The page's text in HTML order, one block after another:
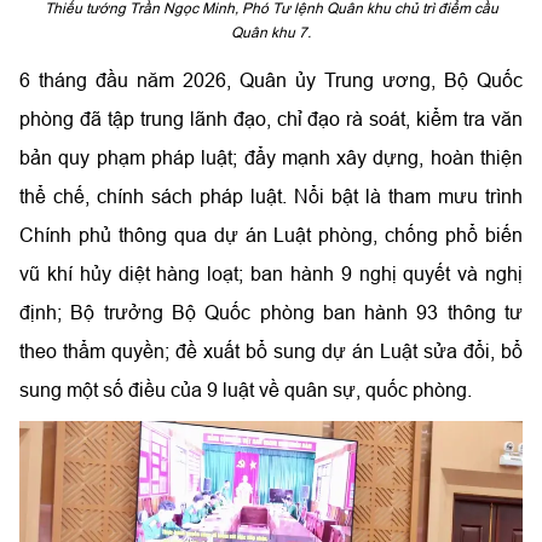
Thiếu tướng Trần Ngọc Minh, Phó Tư lệnh Quân khu chủ trì điểm cầu
Quân khu 7.
6 tháng đầu năm 2026, Quân ủy Trung ương, Bộ Quốc
phòng đã tập trung lãnh đạo, chỉ đạo rà soát, kiểm tra văn
bản quy phạm pháp luật; đẩy mạnh xây dựng, hoàn thiện
thể chế, chính sách pháp luật. Nổi bật là tham mưu trình
Chính phủ thông qua dự án Luật phòng, chống phổ biến
vũ khí hủy diệt hàng loạt; ban hành 9 nghị quyết và nghị
định; Bộ trưởng Bộ Quốc phòng ban hành 93 thông tư
theo thẩm quyền; đề xuất bổ sung dự án Luật sửa đổi, bổ
sung một số điều của 9 luật về quân sự, quốc phòng.